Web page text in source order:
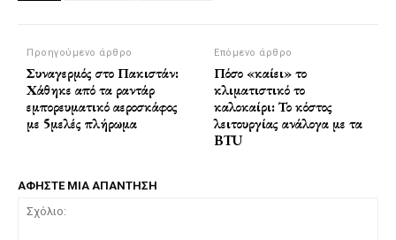
Προηγούμενο άρθρο
Συναγερμός στο Πακιστάν:
Χάθηκε από τα ραντάρ
εμπορευματικό αεροσκάφος
με 5μελές πλήρωμα
Επόμενο άρθρο
Πόσο «καίει» το
κλιματιστικό το
καλοκαίρι: Το κόστος
λειτουργίας ανάλογα με τα
BTU
ΑΦΗΣΤΕ ΜΙΑ ΑΠΑΝΤΗΣΗ